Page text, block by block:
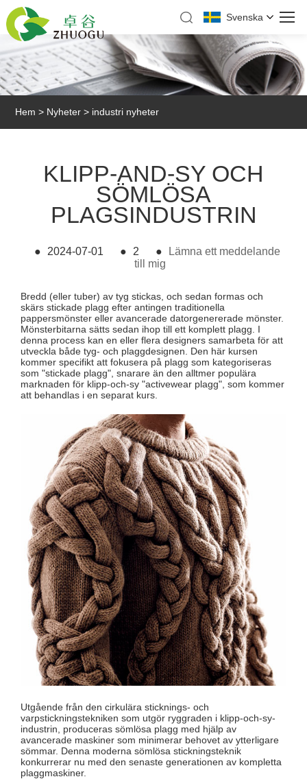
Svenska
Hem > Nyheter > industri nyheter
KLIPP-AND-SY OCH
SÖMLÖSA
PLAGSINDUSTRIN
● 2024-07-01 ● 2 ●
Lämna ett meddelande
till mig
Bredd (eller tuber) av tyg stickas, och sedan formas och
skärs stickade plagg efter antingen traditionella
pappersmönster eller avancerade datorgenererade mönster.
Mönsterbitarna sätts sedan ihop till ett komplett plagg. I
denna process kan en eller flera designers samarbeta för att
utveckla både tyg- och plaggdesignen. Den här kursen
kommer specifikt att fokusera på plagg som kategoriseras
som "stickade plagg", snarare än den alltmer populära
marknaden för klipp-och-sy "activewear plagg", som kommer
att behandlas i en separat kurs.
Utgående från den cirkulära sticknings- och
varpstickningstekniken som utgör ryggraden i klipp-och-sy-
industrin, produceras sömlösa plagg med hjälp av
avancerade maskiner som minimerar behovet av ytterligare
sömmar. Denna moderna sömlösa stickningsteknik
konkurrerar nu med den senaste generationen av kompletta
plaggmaskiner.